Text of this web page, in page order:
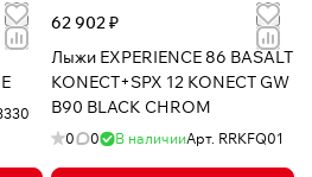
62 902 ₽
Лыжи EXPERIENCE 86 BASALT
KONECT+SPX 12 KONECT GW
B90 BLACK CHROM
0 0 В наличииАрт. RRKFQ01